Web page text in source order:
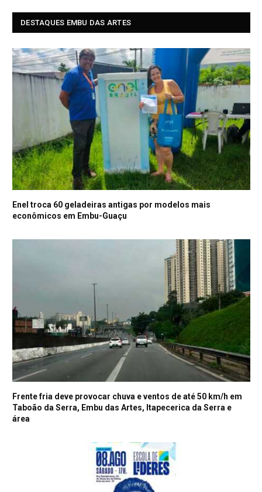
DESTAQUES EMBU DAS ARTES
Enel troca 60 geladeiras antigas por modelos mais
econômicos em Embu-Guaçu
Frente fria deve provocar chuva e ventos de até 50 km/h em
Taboão da Serra, Embu das Artes, Itapecerica da Serra e
área